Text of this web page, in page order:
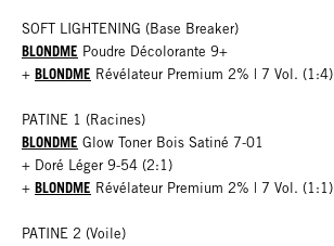
SOFT LIGHTENING (Base Breaker)
BLONDME Poudre Décolorante 9+
+ BLONDME Révélateur Premium 2% | 7 Vol. (1:4)
PATINE 1 (Racines)
BLONDME Glow Toner Bois Satiné 7-01
+ Doré Léger 9-54 (2:1)
+ BLONDME Révélateur Premium 2% | 7 Vol. (1:1)
PATINE 2 (Voile)